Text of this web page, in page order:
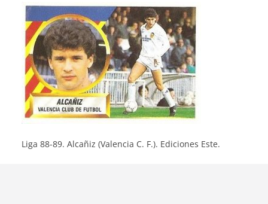
Liga 88-89. Alcañiz (Valencia C. F.). Ediciones Este.